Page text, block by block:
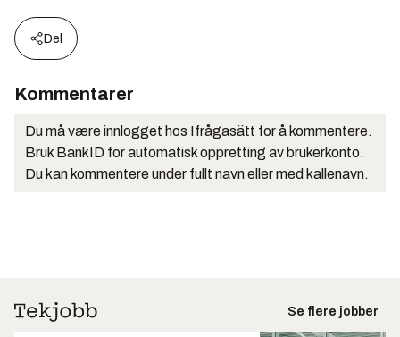
Del
Kommentarer
Du må være innlogget hos Ifrågasätt for å kommentere.
Bruk BankID for automatisk oppretting av brukerkonto.
Du kan kommentere under fullt navn eller med kallenavn.
Se flere jobber